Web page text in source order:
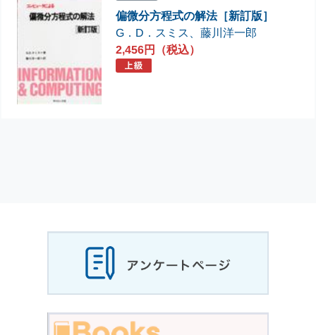
偏微分方程式の解法［新訂版］
G．D．スミス 、藤川洋一郎
2,456円（税込）